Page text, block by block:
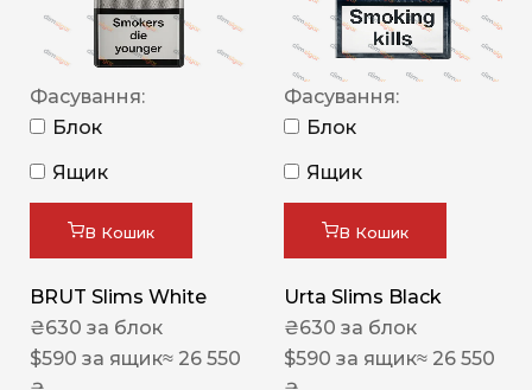
Фасування:
Блок
Ящик
В Кошик
BRUT Slims White
₴630 за блок
$590 за ящик≈ 26 550
Фасування:
Блок
Ящик
В Кошик
Urta Slims Black
₴630 за блок
$590 за ящик≈ 26 550